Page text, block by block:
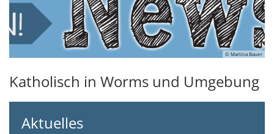
© Martina Bauer
Katholisch in Worms und Umgebung
Aktuelles